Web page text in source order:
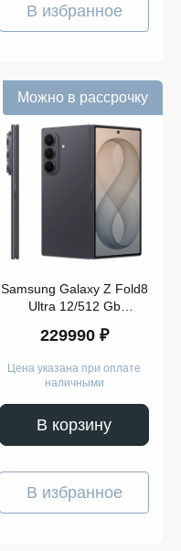
В избранное
Можно в рассрочку
Samsung Galaxy Z Fold8
Ultra 12/512 Gb
229990 ₽
Цена указана при оплате
наличными
В корзину
В избранное